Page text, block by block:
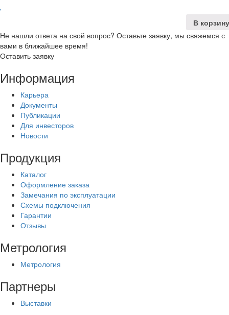
В корзину
Не нашли ответа на свой вопрос? Оставьте заявку, мы свяжемся с
вами в ближайшее время!
Оставить заявку
Информация
Карьера
Документы
Публикации
Для инвесторов
Новости
Продукция
Каталог
Оформление заказа
Замечания по эксплуатации
Схемы подключения
Гарантии
Отзывы
Метрология
Метрология
Партнеры
Выставки